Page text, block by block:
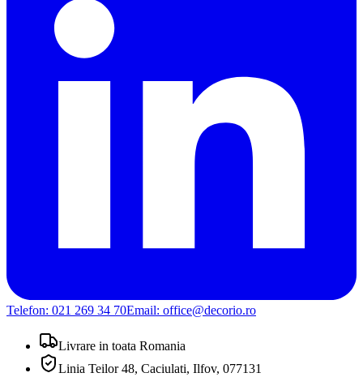
Telefon: 021 269 34 70Email: office@decorio.ro
Livrare in toata Romania
Linia Teilor 48, Caciulati, Ilfov, 077131